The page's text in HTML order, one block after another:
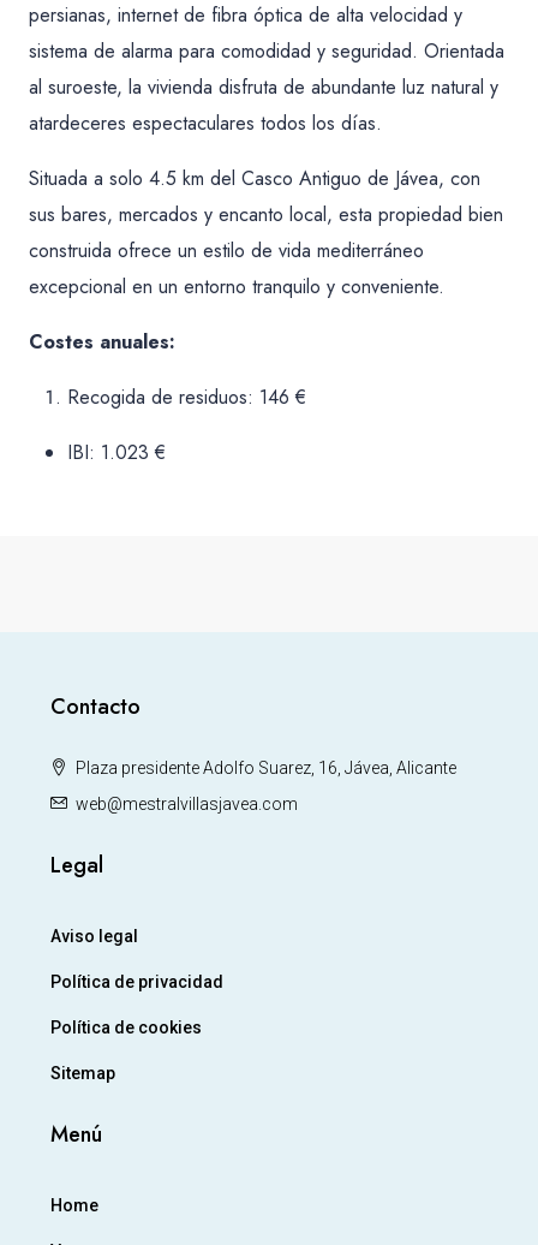
persianas, internet de fibra óptica de alta velocidad y
sistema de alarma para comodidad y seguridad. Orientada
al suroeste, la vivienda disfruta de abundante luz natural y
atardeceres espectaculares todos los días.
Situada a solo 4.5 km del Casco Antiguo de Jávea, con
sus bares, mercados y encanto local, esta propiedad bien
construida ofrece un estilo de vida mediterráneo
excepcional en un entorno tranquilo y conveniente.
Costes anuales:
Recogida de residuos: 146 €
IBI: 1.023 €
Contacto
Plaza presidente Adolfo Suarez, 16, Jávea, Alicante
web@mestralvillasjavea.com
Legal
Aviso legal
Política de privacidad
Política de cookies
Sitemap
Menú
Home